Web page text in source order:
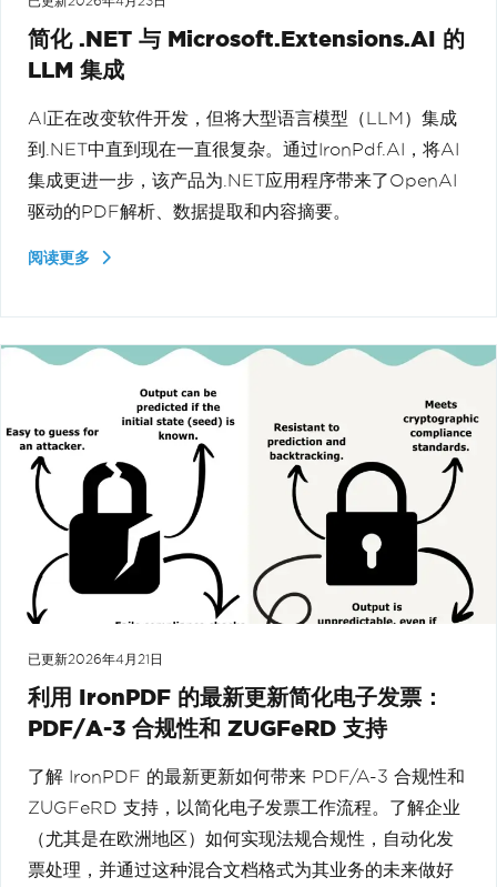
简化 .NET 与 Microsoft.Extensions.AI 的
LLM 集成
AI正在改变软件开发，但将大型语言模型（LLM）集成
到.NET中直到现在一直很复杂。通过IronPdf.AI，将AI
集成更进一步，该产品为.NET应用程序带来了OpenAI
驱动的PDF解析、数据提取和内容摘要。
阅读更多
已更新2026年4月21日
利用 IronPDF 的最新更新简化电子发票：
PDF/A-3 合规性和 ZUGFeRD 支持
了解 IronPDF 的最新更新如何带来 PDF/A-3 合规性和
ZUGFeRD 支持，以简化电子发票工作流程。了解企业
（尤其是在欧洲地区）如何实现法规合规性，自动化发
票处理，并通过这种混合文档格式为其业务的未来做好